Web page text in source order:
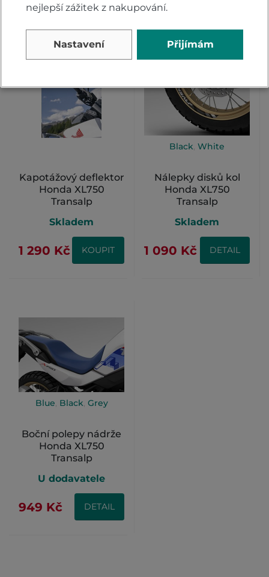
Kapotážový deflektor
Honda XL750
Transalp
Skladem
1 290 Kč KOUPIT
Black, White
Nálepky disků kol
Honda XL750
Transalp
Skladem
1 090 Kč DETAIL
Blue, Black, Grey
Boční polepy nádrže
Honda XL750
Transalp
U dodavatele
949 Kč DETAIL
nejlepší zážitek z nakupování.
Nastavení Přijímám